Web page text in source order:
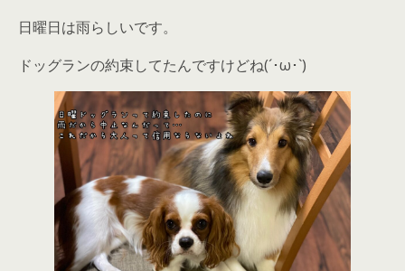
日曜日は雨らしいです。
ドッグランの約束してたんですけどね(´･ω･`)